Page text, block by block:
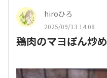
hiroひろ
2025/09/13 14:08
鶏肉のマヨぽん炒め